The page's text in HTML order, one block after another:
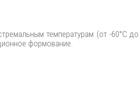
температурам (от -60°C до
формование.